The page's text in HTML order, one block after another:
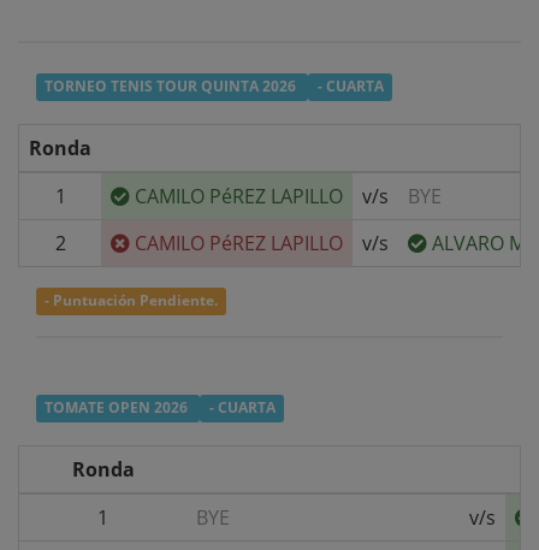
TORNEO TENIS TOUR QUINTA 2026 - CUARTA
Ronda
1
CAMILO PéREZ LAPILLO v/s
BYE
2
CAMILO PéREZ LAPILLO v/s ALVARO
- Puntuación Pendiente.
TOMATE OPEN 2026 - CUARTA
Ronda
1
BYE
v/s